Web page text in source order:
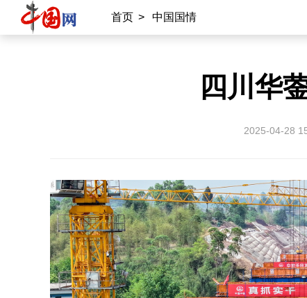
首页 > 中国国情
四川华
2025-04-28